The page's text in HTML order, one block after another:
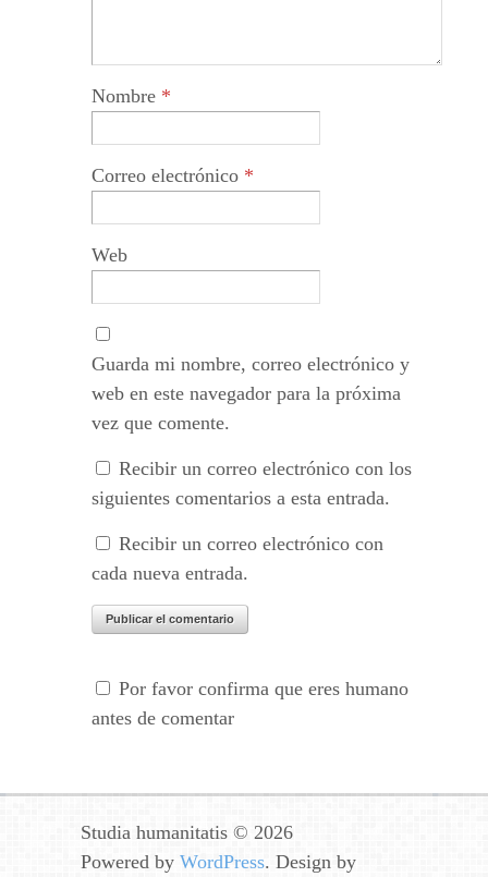
Nombre *
Correo electrónico *
Web
Guarda mi nombre, correo electrónico y
web en este navegador para la próxima
vez que comente.
Recibir un correo electrónico con los
siguientes comentarios a esta entrada.
Recibir un correo electrónico con
cada nueva entrada.
Por favor confirma que eres humano
antes de comentar
Studia humanitatis © 2026
Powered by WordPress. Design by